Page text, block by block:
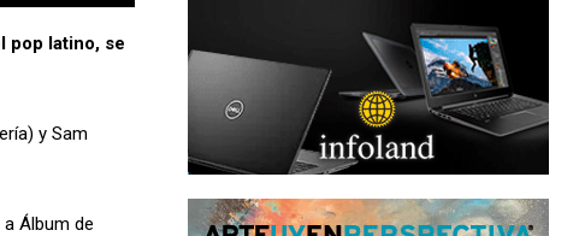
pop latino, se
y Sam
Álbum de